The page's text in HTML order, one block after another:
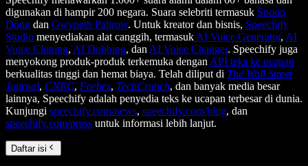
digunakan di hampir 200 negara. Suara selebriti termasuk Snoop
Dogg dan Gwyneth Paltrow. Untuk kreator dan bisnis, Speechify
Studio menyediakan alat canggih, termasuk AI Voice Generator, AI
Voice Cloning, AI Dubbing, dan AI Voice Changer. Speechify juga
menyokong produk-produk terkemuka dengan API teks ke ucapan
berkualitas tinggi dan hemat biaya. Telah diliput di The Wall Street
Journal, CNBC, Forbes, TechCrunch, dan banyak media besar
lainnya, Speechify adalah penyedia teks ke ucapan terbesar di dunia.
Kunjungi speechify.com/news, speechify.com/blog, dan
speechify.com/press untuk informasi lebih lanjut.
Daftar isi